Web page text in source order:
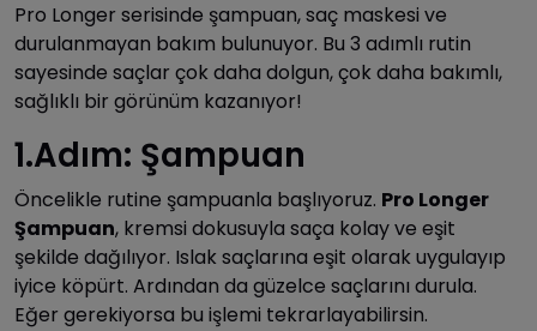
Pro Longer serisinde şampuan, saç maskesi ve
durulanmayan bakım bulunuyor. Bu 3 adımlı rutin
sayesinde saçlar çok daha dolgun, çok daha bakımlı,
sağlıklı bir görünüm kazanıyor!
1.Adım: Şampuan
Öncelikle rutine şampuanla başlıyoruz. Pro Longer
Şampuan, kremsi dokusuyla saça kolay ve eşit
şekilde dağılıyor. Islak saçlarına eşit olarak uygulayıp
iyice köpürt. Ardından da güzelce saçlarını durula.
Eğer gerekiyorsa bu işlemi tekrarlayabilirsin.